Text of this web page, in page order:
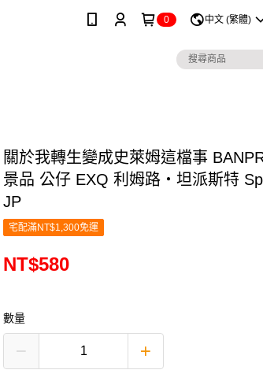
0 中文 (繁體)
關於我轉生變成史萊姆這檔事
景品 公仔 EXQ 利姆路・坦派斯特
JP
宅配滿NT$1,300免運
NT$580
數量